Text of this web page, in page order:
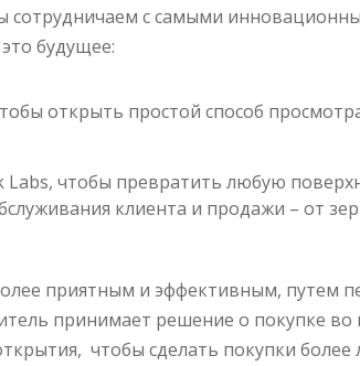
сотрудничаем с самыми
будущее:
открыть простой способ
чтобы превратить любую
клиента и продажи – от
приятным и эффективным, путем
принимает решение о покупке во
чтобы сделать покупки